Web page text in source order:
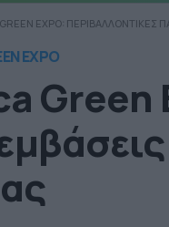
EXPO:
EXPO
Green